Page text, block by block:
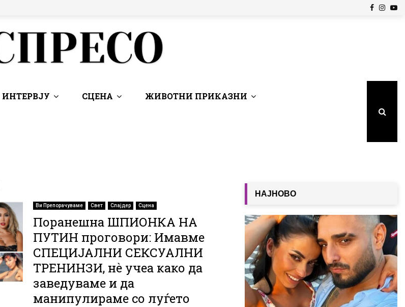
Facebook
ИНТЕРВЈУ СЦЕНА ЖИВОТНИ ПРИКАЗНИ
Ви Препорачуваме Свет Слајдер Сцена
Поранешна ШПИОНКА НА
ПУТИН проговори: Имавме
СПЕЦИЈАЛНИ СЕКСУАЛНИ
ТРЕНИНЗИ, нѐ учеа како да
заведуваме и да
манипулираме со луѓето
НАЈНОВО